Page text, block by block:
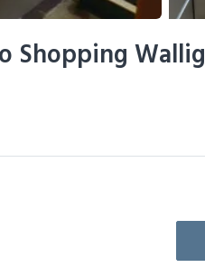
Shopping Wallig